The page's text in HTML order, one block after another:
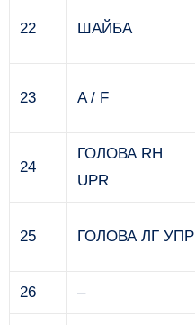
22 ШАЙБА
23 A / F
24
ГОЛОВА RH
UPR
25 ГОЛОВА ЛГ УПР
26 –